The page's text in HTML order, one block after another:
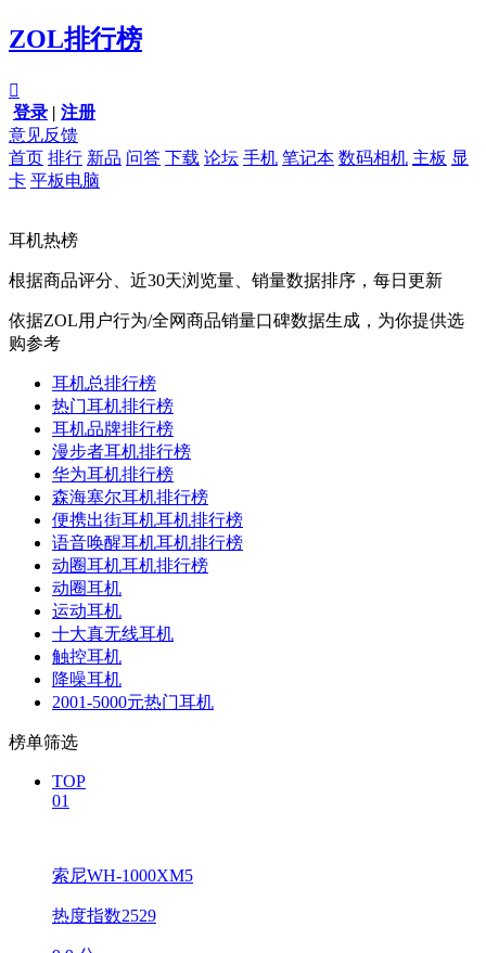
ZOL排行榜

登录 | 注册
意见反馈
首页 排行 新品 问答 下载 论坛 手机 笔记本 数码相机 主板 显
卡 平板电脑
耳机热榜
根据商品评分、近30天浏览量、销量数据排序，每日更新
依据ZOL用户行为/全网商品销量口碑数据生成，为你提供选
购参考
耳机总排行榜
热门耳机排行榜
耳机品牌排行榜
漫步者耳机排行榜
华为耳机排行榜
森海塞尔耳机排行榜
便携出街耳机耳机排行榜
语音唤醒耳机耳机排行榜
动圈耳机耳机排行榜
动圈耳机
运动耳机
十大真无线耳机
触控耳机
降噪耳机
2001-5000元热门耳机
榜单筛选
TOP
01
索尼WH-1000XM5
热度指数2529